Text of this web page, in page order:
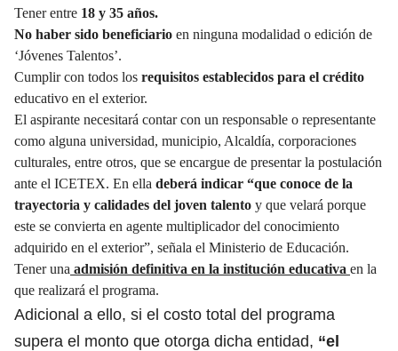
Tener entre 18 y 35 años.
No haber sido beneficiario en ninguna modalidad o edición de
‘Jóvenes Talentos’.
Cumplir con todos los requisitos establecidos para el crédito
educativo en el exterior.
El aspirante necesitará contar con un responsable o representante
como alguna universidad, municipio, Alcaldía, corporaciones
culturales, entre otros, que se encargue de presentar la postulación
ante el ICETEX. En ella deberá indicar “que conoce de la
trayectoria y calidades del joven talento y que velará porque
este se convierta en agente multiplicador del conocimiento
adquirido en el exterior”, señala el Ministerio de Educación.
Tener una admisión definitiva en la institución educativa en la
que realizará el programa.
Adicional a ello, si el costo total del programa
supera el monto que otorga dicha entidad, “el